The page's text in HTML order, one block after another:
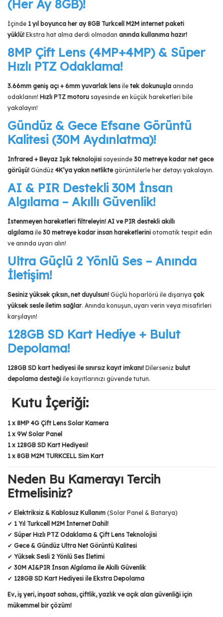
(Her Ay 8GB)!
İçinde 1 yıl boyunca her ay 8GB Turkcell M2M internet paketi
yüklü! Ekstra hat alma derdi olmadan anında kullanıma hazır!
8MP Çift Lens (4MP+4MP) & Süper
Hızlı PTZ Odaklama!
3.66mm geniş açı + 6mm yuvarlak lens ile tek dokunuşla anında
odaklanın! Hızlı PTZ motoru sayesinde en küçük hareketleri bile
yakalayın!
Gündüz & Gece Efsane Görüntü
Kalitesi (30M Aydınlatma)!
Infrared + Beyaz Işık teknolojisi sayesinde 30 metreye kadar net gece
görüşü! Gündüz 4K’ya yakın netliktegörüntülerle her detayı yakalayın.
AI & PIR Destekli 30M İnsan
Algılama – Akıllı Güvenlik!
İstenmeyen hareketleri filtreleyin! AI ve PIR destekli akıllı
algılama ile 30 metreye kadar insan hareketlerini otomatik tespit edin
ve anında uyarı alın!
Ultra Güçlü 2 Yönlü Ses – Anında
İletişim!
Sesiniz yüksek çıksın, net duyulsun! Güçlü hoparlörü ile dışarıya çok
yüksek sesle iletim sağlar. Anında konuşun, uyarı verin veya misafirleri
karşılayın!
128GB SD Kart Hediye + Bulut
Depolama!
128GB SD kart hediyesi ile sınırsız kayıt imkanı! Dilerseniz bulut
depolama desteği ile kayıtlarınızı güvende tutun.
Kutu İçeriği:
1 x 8MP 4G Çift Lens Solar Kamera
1 x 9W Solar Panel
1 x 128GB SD Kart Hediyesi!
1 x 8GB M2M TURKCELL Sim Kart
Neden Bu Kamerayı Tercih
Etmelisiniz?
✔ Elektriksiz & Kablosuz Kullanım (Solar Panel & Batarya)
✔ 1 Yıl Turkcell M2M İnternet Dahil!
✔ Süper Hızlı PTZ Odaklama & Çift Lens Teknolojisi
✔ Gece & Gündüz Ultra Net Görüntü Kalitesi
✔ Yüksek Sesli 2 Yönlü Ses İletimi
✔ 30M AI&PIR İnsan Algılama ile Akıllı Güvenlik
✔ 128GB SD Kart Hediyesi ile Ekstra Depolama
Ev, iş yeri, inşaat sahası, çiftlik, yazlık ve açık alan güvenliği için
mükemmel bir çözüm!